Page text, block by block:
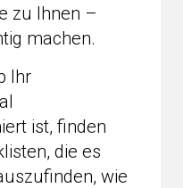
zu Ihnen –
machen.
Ihr
ist, finden
die es
wie